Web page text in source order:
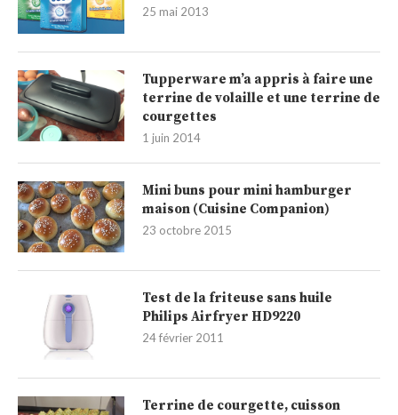
25 mai 2013
Tupperware m’a appris à faire une
terrine de volaille et une terrine de
courgettes
1 juin 2014
Mini buns pour mini hamburger
maison (Cuisine Companion)
23 octobre 2015
Test de la friteuse sans huile
Philips Airfryer HD9220
24 février 2011
Terrine de courgette, cuisson